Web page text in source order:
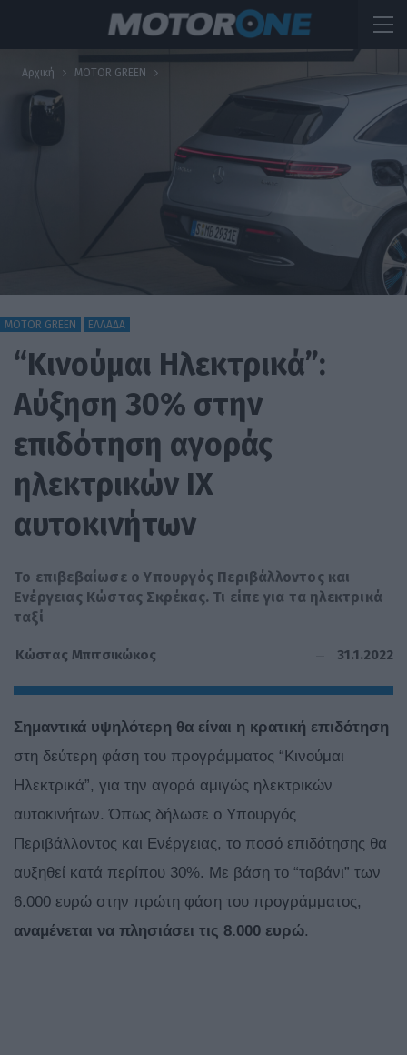
Αρχική MOTOR GREEN
MOTOR GREEN ΕΛΛΑΔΑ
“Κινούμαι Ηλεκτρικά”:
Αύξηση 30% στην
επιδότηση αγοράς
ηλεκτρικών IX
αυτοκινήτων
Το επιβεβαίωσε ο Υπουργός Περιβάλλοντος και
Ενέργειας Κώστας Σκρέκας. Τι είπε για τα ηλεκτρικά
ταξί
Κώστας Μπιτσικώκος 31.1.2022
Σημαντικά υψηλότερη θα είναι η κρατική επιδότηση
στη δεύτερη φάση του προγράμματος “Κινούμαι
Ηλεκτρικά”, για την αγορά αμιγώς ηλεκτρικών
αυτοκινήτων. Όπως δήλωσε ο Υπουργός
Περιβάλλοντος και Ενέργειας, το ποσό επιδότησης θα
αυξηθεί κατά περίπου 30%. Με βάση το “ταβάνι” των
6.000 ευρώ στην πρώτη φάση του προγράμματος,
αναμένεται να πλησιάσει τις 8.000 ευρώ.